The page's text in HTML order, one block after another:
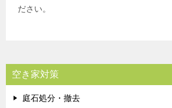
ださい。
空き家対策
庭石処分・撤去